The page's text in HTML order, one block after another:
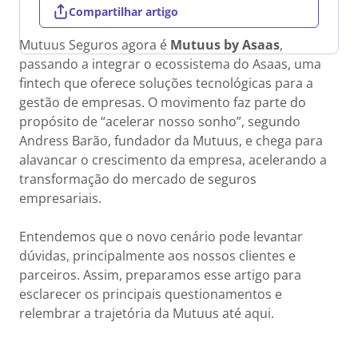
Mutuus Seguros agora é Mutuus by Asaas,
passando a integrar o ecossistema do Asaas, uma
fintech que oferece soluções tecnológicas para a
gestão de empresas. O movimento faz parte do
propósito de “acelerar nosso sonho”, segundo
Andress Barão, fundador da Mutuus, e chega para
alavancar o crescimento da empresa, acelerando a
transformação do mercado de seguros
empresariais.
Entendemos que o novo cenário pode levantar
dúvidas, principalmente aos nossos clientes e
parceiros. Assim, preparamos esse artigo para
esclarecer os principais questionamentos e
relembrar a trajetória da Mutuus até aqui.
Compartilhar artigo